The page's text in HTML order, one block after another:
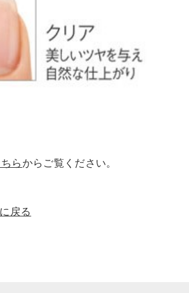
ら からご覧ください。
戻る